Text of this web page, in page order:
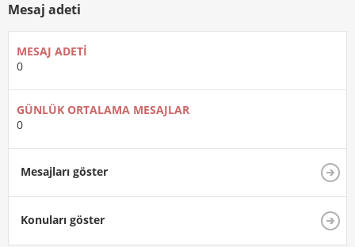
Mesaj adeti
MESAJ ADETI
0
GÜNLÜK ORTALAMA MESAJLAR
0
Mesajları göster
Konuları göster